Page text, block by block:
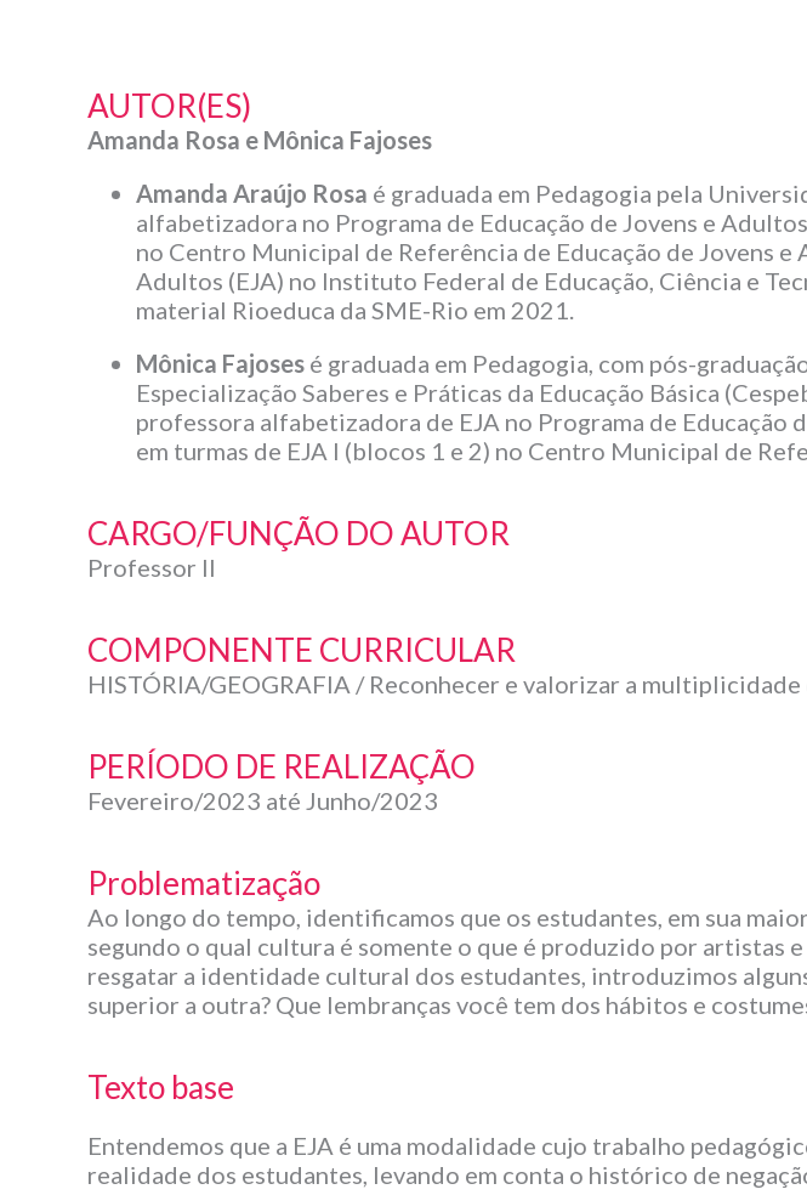
AUTOR(ES)
Amanda Rosa e Mônica Fajoses
Amanda Araújo Rosa é graduada em Pedagogia pela
alfabetizadora no Programa de Educação de Jovens e
no Centro Municipal de Referência de Educação de Jovens e
Adultos (EJA) no Instituto Federal de Educação, Ciência e
material Rioeduca da SME-Rio em 2021.
Mônica Fajoses é graduada em Pedagogia, com pós-
Especialização Saberes e Práticas da Educação Básica
professora alfabetizadora de EJA no Programa de Educação
em turmas de EJA I (blocos 1 e 2) no Centro Municipal de
CARGO/FUNÇÃO DO AUTOR
Professor II
COMPONENTE CURRICULAR
HISTÓRIA/GEOGRAFIA / Reconhecer e valorizar a
PERÍODO DE REALIZAÇÃO
Fevereiro/2023 até Junho/2023
Problematização
Ao longo do tempo, identificamos que os estudantes, em sua
segundo o qual cultura é somente o que é produzido por artistas
resgatar a identidade cultural dos estudantes, introduzimos
superior a outra? Que lembranças você tem dos hábitos e
Texto base
Entendemos que a EJA é uma modalidade cujo trabalho
realidade dos estudantes, levando em conta o histórico de